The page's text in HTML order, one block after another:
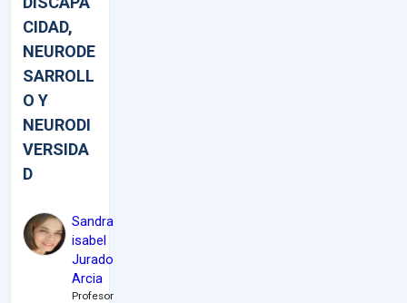
CIDAD,
NEURODE
SARROLL
O Y
NEURODI
VERSIDA
D
Sandra
isabel
Jurado
Arcia
Profesor